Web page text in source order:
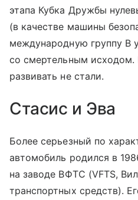
этапа Кубка Дружбы
(в качестве машины
международную группу В
со смертельным исходом.
развивать не стали.
Стасис и Эва
Более серьезный по
автомобиль родился в
на заводе ВФТС (VFTS,
транспортных средств).